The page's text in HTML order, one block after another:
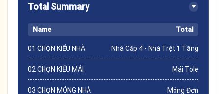
Total Summary
Name Total
01 CHỌN KIỂU NHÀ Nhà Cấp 4 - Nhà Trệt 1 Tầng
02 CHỌN KIỂU MÁI Mái Tole
03 CHỌN MÓNG NHÀ Móng Đơn